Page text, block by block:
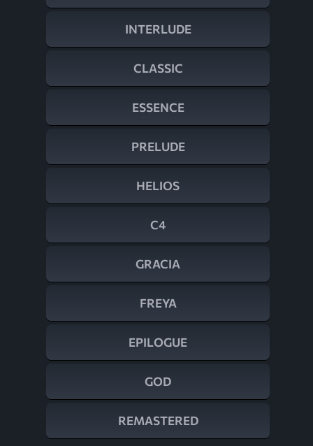
INTERLUDE
CLASSIC
ESSENCE
PRELUDE
HELIOS
C4
GRACIA
FREYA
EPILOGUE
GOD
REMASTERED